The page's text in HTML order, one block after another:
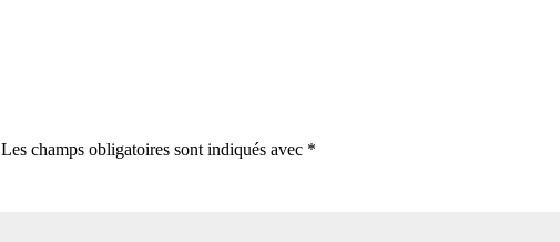
Les champs obligatoires sont indiqués avec *